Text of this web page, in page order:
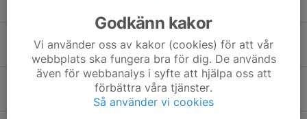
Tillfällig ingång till brottarlokalen
19 aug 2025
Terminsstart hösten 2025
5 aug 2025
Godkänn kakor
Vi använder oss av kakor (cookies) för att vår
webbplats ska fungera bra för dig. De används
även för webbanalys i syfte att hjälpa oss att
förbättra våra tjänster.
Så använder vi cookies